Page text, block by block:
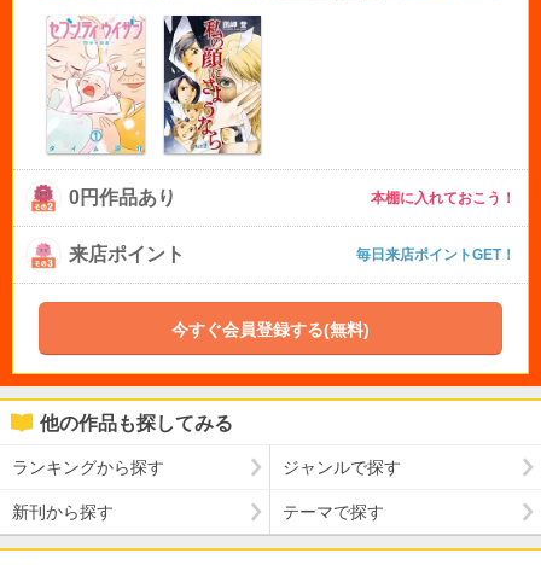
0円作品あり 本棚に入れておこう！
来店ポイント 毎日来店ポイントGET！
今すぐ会員登録する(無料)
他の作品も探してみる
ランキングから探す ジャンルで探す
新刊から探す テーマで探す